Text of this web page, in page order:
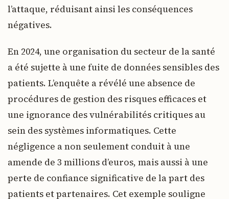
l’attaque, réduisant ainsi les conséquences
négatives.
En 2024, une organisation du secteur de la santé
a été sujette à une fuite de données sensibles des
patients. L’enquête a révélé une absence de
procédures de gestion des risques efficaces et
une ignorance des vulnérabilités critiques au
sein des systèmes informatiques. Cette
négligence a non seulement conduit à une
amende de 3 millions d’euros, mais aussi à une
perte de confiance significative de la part des
patients et partenaires. Cet exemple souligne